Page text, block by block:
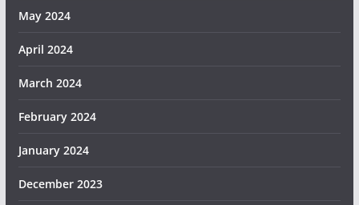
May 2024
April 2024
March 2024
February 2024
January 2024
December 2023